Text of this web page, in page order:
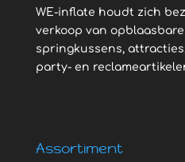
WE-inflate houdt zich
verkoop van
springkussens,
party- en
Assortiment